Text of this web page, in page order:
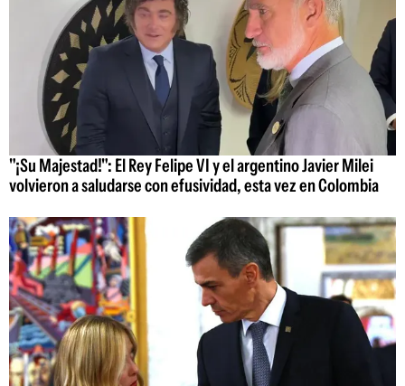
"¡Su Majestad!": El Rey Felipe VI y el argentino Javier Milei
volvieron a saludarse con efusividad, esta vez en Colombia